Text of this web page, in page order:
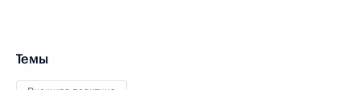
Темы